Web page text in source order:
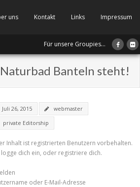
uns Kontakt Links Impressum
Für unsere Groupies...
Banteln steht!
Juli 26, 2015
webmaster
private Editorship
Inhalt ist registrierten Benutzern vorbehalten.
logge dich ein, oder registriere dich.
oder E-Mail-Adresse